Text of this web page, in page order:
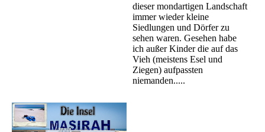
dieser mondartigen Landschaft
immer wieder kleine
Siedlungen und Dörfer zu
sehen waren. Gesehen habe
ich außer Kinder die auf das
Vieh (meistens Esel und
Ziegen) aufpassten
niemanden.....